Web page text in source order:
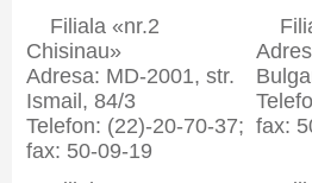
Filiala «nr.2
Chisinau»
Adresa: MD-2001, str.
Ismail, 84/3
Telefon: (22)-20-70-37;
fax: 50-09-19
fax: